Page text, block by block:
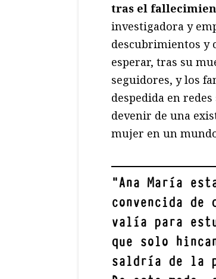
tras el
investigadora y
descubrimientos y
esperar, tras su
seguidores, y los
despedida en
devenir de una
mujer en un
"Ana María
convencida de
valía para
que solo
saldría de la